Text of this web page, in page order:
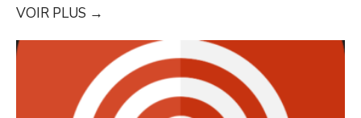
VOIR PLUS →